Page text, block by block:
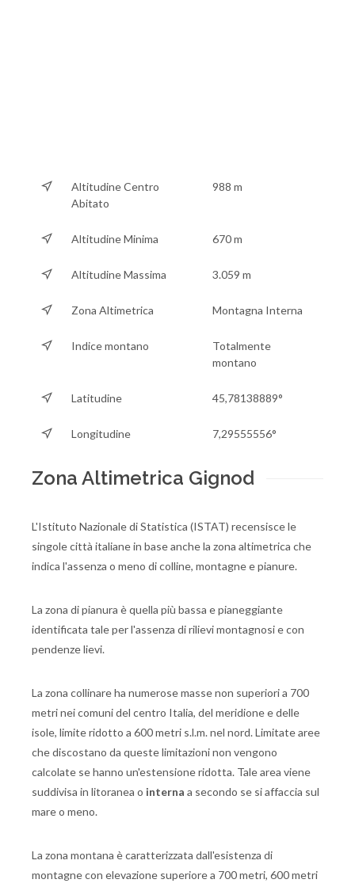
Altitudine Centro
Abitato
988 m
Altitudine Minima 670 m
Altitudine Massima 3.059 m
Zona Altimetrica Montagna Interna
Indice montano
Totalmente
montano
Latitudine 45,78138889°
Longitudine 7,29555556°
Zona Altimetrica Gignod
L'Istituto Nazionale di Statistica (ISTAT) recensisce le
singole città italiane in base anche la zona altimetrica che
indica l'assenza o meno di colline, montagne e pianure.
La zona di pianura è quella più bassa e pianeggiante
identificata tale per l'assenza di rilievi montagnosi e con
pendenze lievi.
La zona collinare ha numerose masse non superiori a 700
metri nei comuni del centro Italia, del meridione e delle
isole, limite ridotto a 600 metri s.l.m. nel nord. Limitate aree
che discostano da queste limitazioni non vengono
calcolate se hanno un'estensione ridotta. Tale area viene
suddivisa in litoranea o interna a secondo se si affaccia sul
mare o meno.
La zona montana è caratterizzata dall'esistenza di
montagne con elevazione superiore a 700 metri, 600 metri